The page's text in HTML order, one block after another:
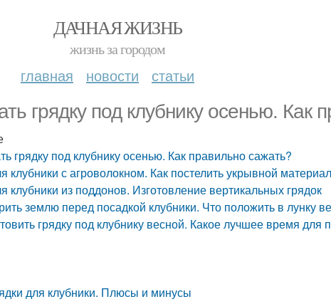
ДАЧНАЯ ЖИЗНЬ
жизнь за городом
главная новости статьи
грядку под клубнику осенью. Как
грядку под клубнику осенью. Как правильно сажать?
клубники с агроволокном. Как постелить укрывной материал
клубники из поддонов. Изготовление вертикальных грядок
землю перед посадкой клубники. Что положить в лунку
грядку под клубнику весной. Какое лучшее время для
для клубники. Плюсы и минусы